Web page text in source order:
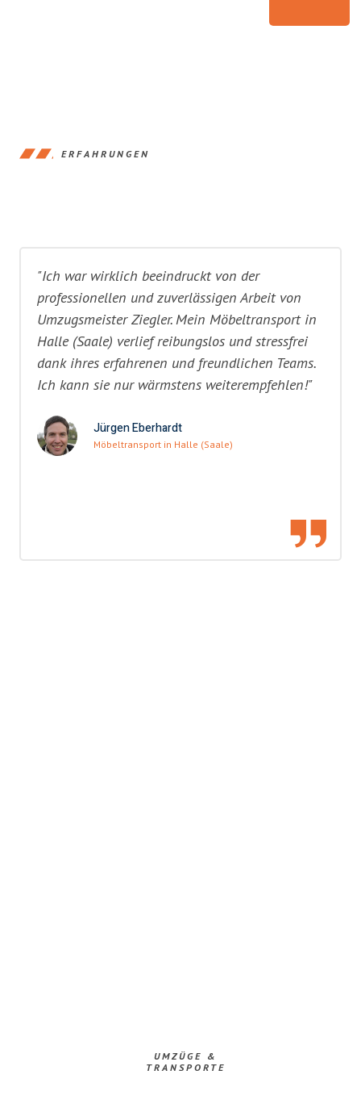
ERFAHRUNGEN
"Ich war wirklich beeindruckt von der
professionellen und zuverlässigen Arbeit von
Umzugsmeister Ziegler. Mein Möbeltransport in
Halle (Saale) verlief reibungslos und stressfrei
dank ihres erfahrenen und freundlichen Teams.
Ich kann sie nur wärmstens weiterempfehlen!"
Jürgen Eberhardt
Möbeltransport in Halle (Saale)
UMZÜGE &
TRANSPORTE